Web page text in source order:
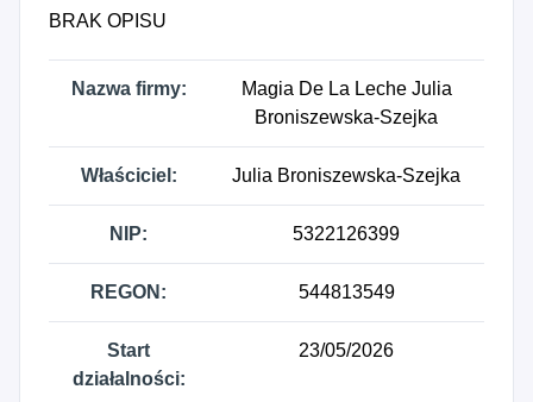
BRAK OPISU
Nazwa firmy:
Magia De La Leche Julia
Broniszewska-Szejka
Właściciel: Julia Broniszewska-Szejka
NIP: 5322126399
REGON: 544813549
Start
działalności:
23/05/2026